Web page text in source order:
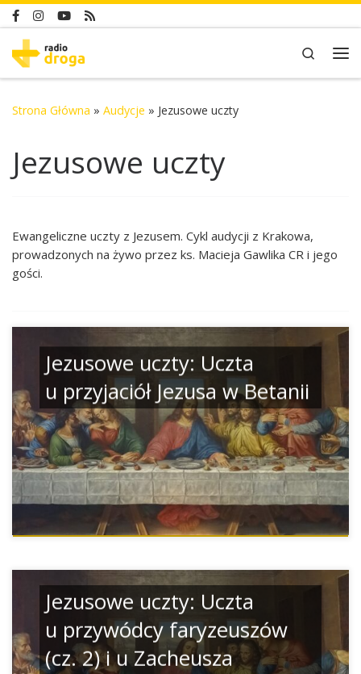
Skip to content
Search
Strona Główna » Audycje » Jezusowe uczty
Jezusowe uczty
Ewangeliczne uczty z Jezusem. Cykl audycji z Krakowa,
prowadzonych na żywo przez ks. Macieja Gawlika CR i jego
gości.
Jezusowe uczty: Uczta
u przyjaciół Jezusa w Betanii
Jezusowe uczty: Uczta
u przywódcy faryzeuszów
(cz. 2) i u Zacheusza